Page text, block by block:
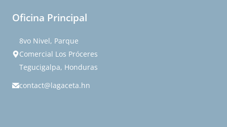
Oficina Principal
8vo Nivel, Parque
Comercial Los Próceres
Tegucigalpa, Honduras
contact@lagaceta.hn